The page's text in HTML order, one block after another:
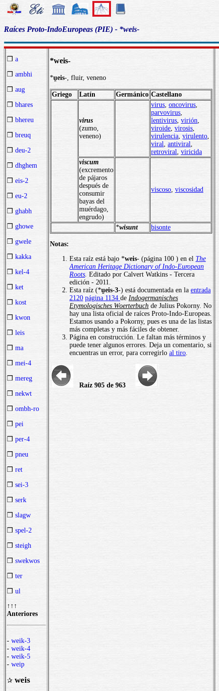
Raíces Proto-IndoEuropeas (PIE) - *weis-
❒ a
❒ ambhi
❒ aug
❒ bhares
❒ bhereu
❒ breuq
❒ deu-2
❒ dhghem
❒ eis-2
❒ eu-2
❒ ghabh
❒ ghowe
❒ gwele
❒ kakka
❒ kel-4
❒ ket
❒ kost
❒ kwon
❒ leis
❒ ma
❒ mei-4
❒ mereg
❒ nekwt
❒ ombh-ro
❒ pei
❒ per-4
❒ pneu
❒ ret
❒ sei-3
❒ serk
❒ slagw
❒ spel-2
❒ steigh
❒ swekwos
❒ ter
❒ ul
↑↑↑
Anteriores
- weik-3
- weik-4
- weik-5
- weip
✰ weis
*weis-
*u̯eis-, fluir, veneno
Griego Latín Germánico Castellano
virus
(zumo,
veneno)
virus oncovirus
parvovirus
lentivirus virión
viroide virosis
virulencia virulento
viral
antiviral
retroviral
viricida
viscum
(excremento
de pájaros
después de
consumir
bayas del
muérdago,
engrudo)
viscoso viscosidad
*wisunt bisonte
Notas:
Esta raíz está bajo *weis- (página 100 ) en el The
American Heritage Dictionary of Indo-European
Roots Editado por Calvert Watkins - Tercera
edición - 2011.
Esta raíz (*u̯eis-3-) está documentada en la entrada
2120 página 1134 de Indogermanisches
Etymologisches Woerterbuch de Julius Pokorny. No
hay una lista oficial de raíces Proto-Indo-Europeas.
Estamos usando a Pokorny, pues es una de las listas
más completas y más fáciles de obtener.
Página en construcción. Le faltan más términos y
puede tener algunos errores. Deja un comentario, si
encuentras un error, para corregirlo al tiro
Raíz 905 de 963